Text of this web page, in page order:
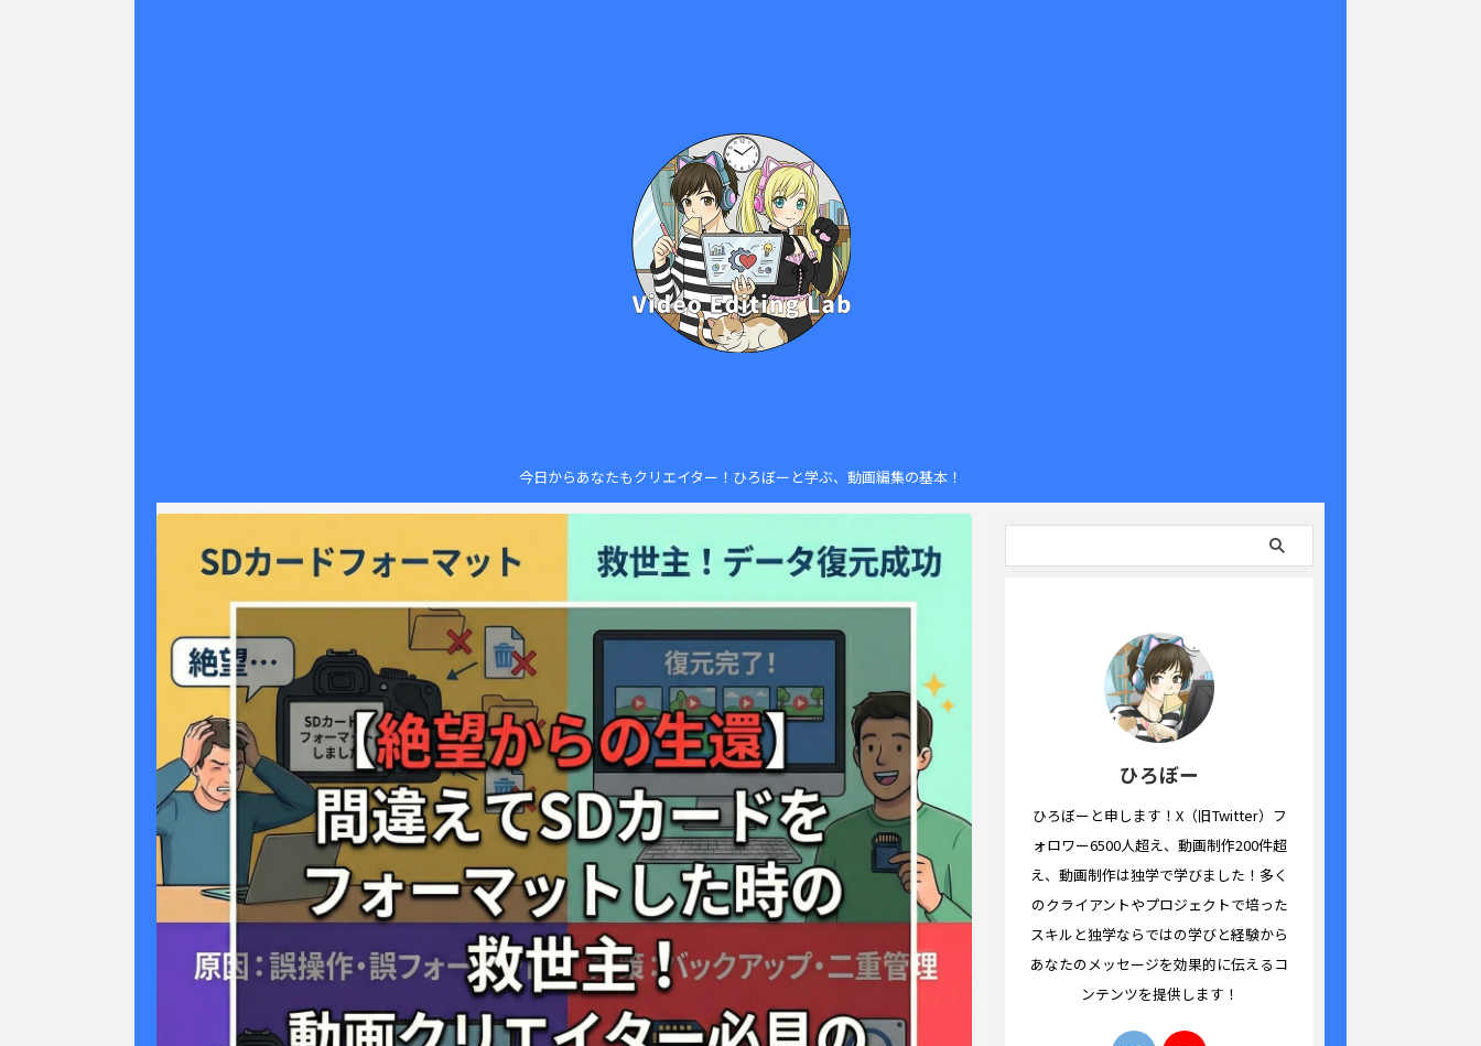
今日からあなたもクリエイター！ひろぼーと学ぶ、動画編集の基本！
ひろぼー
ひろぼーと申します！X（旧Twitter）フ
ォロワー6500人超え、動画制作200件超
え、動画制作は独学で学びました！多く
のクライアントやプロジェクトで培った
スキルと独学ならではの学びと経験から
あなたのメッセージを効果的に伝えるコ
ンテンツを提供します！